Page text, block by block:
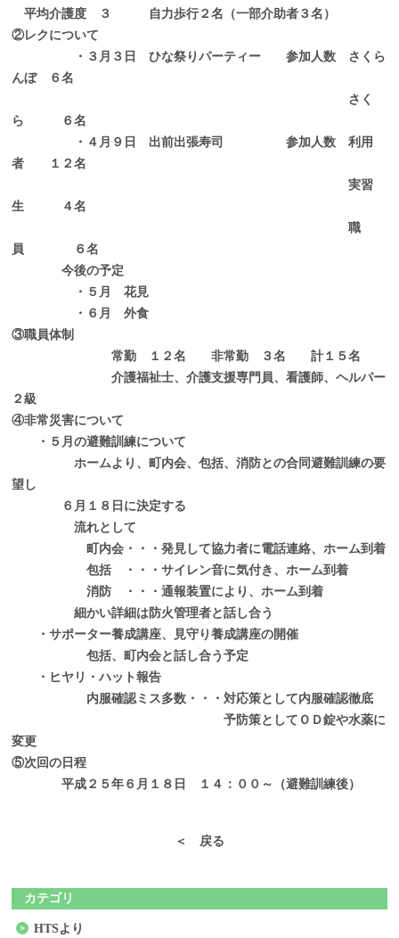
平均介護度 ３ 自力歩行２名（一部介助者３名）
②レクについて
・３月３日 ひな祭りパーティー 参加人数 さくら
んぼ ６名
さく
ら ６名
・４月９日 出前出張寿司 参加人数 利用
者 １２名
実習
生 ４名
職
員 ６名
今後の予定
・５月 花見
・６月 外食
③職員体制
常勤 １２名 非常勤 ３名 計１５名
介護福祉士、介護支援専門員、看護師、ヘルパー
２級
④非常災害について
・５月の避難訓練について
ホームより、町内会、包括、消防との合同避難訓練の要
望し
６月１８日に決定する
流れとして
町内会・・・発見して協力者に電話連絡、ホーム到着
包括 ・・・サイレン音に気付き、ホーム到着
消防 ・・・通報装置により、ホーム到着
細かい詳細は防火管理者と話し合う
・サポーター養成講座、見守り養成講座の開催
包括、町内会と話し合う予定
・ヒヤリ・ハット報告
内服確認ミス多数・・・対応策として内服確認徹底
予防策としてＯＤ錠や水薬に
変更
⑤次回の日程
平成２５年６月１８日 １４：００～（避難訓練後）
＜ 戻る
カテゴリ
HTSより